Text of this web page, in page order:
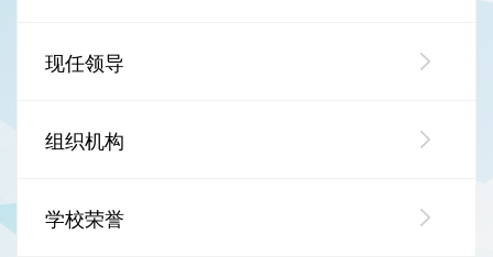
现任领导
组织机构
学校荣誉